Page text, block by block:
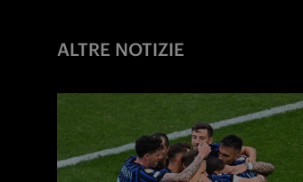
ALTRE NOTIZIE